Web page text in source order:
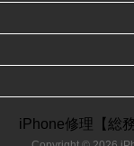
iPhone修理【総